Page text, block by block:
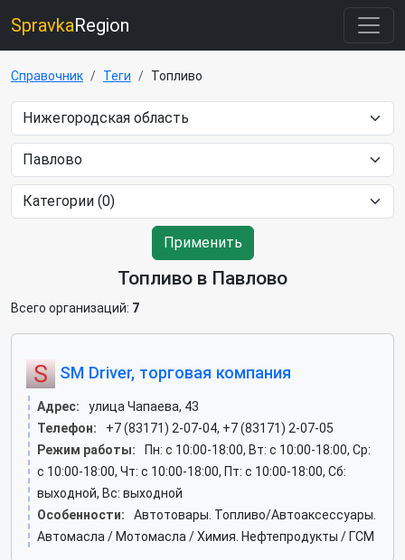
SpravkaRegion
Справочник Теги Топливо
Применить
Топливо в Павлово
Всего организаций: 7
SM Driver, торговая компания
Адрес:
улица Чапаева, 43
Телефон:
+7 (83171) 2-07-04, +7 (83171) 2-07-05
Режим работы:
Пн: c 10:00-18:00, Вт: c 10:00-18:00, Ср:
c 10:00-18:00, Чт: c 10:00-18:00, Пт: c 10:00-18:00, Сб:
выходной, Вс: выходной
Особенности:
Автотовары. Топливо/Автоаксессуары.
Автомасла / Мотомасла / Химия. Нефтепродукты / ГСМ